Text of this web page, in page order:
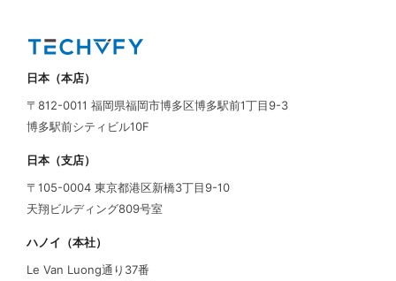
日本（本店）
〒812-0011 福岡県福岡市博多区博多駅前1丁目9-3
博多駅前シティビル10F
日本（支店）
〒105-0004 東京都港区新橋3丁目9-10
天翔ビルディング809号室
ハノイ（本社）
Le Van Luong通り37番